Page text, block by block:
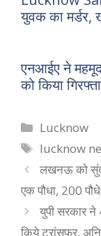
युवक का मर्डर,
एनआईए ने
को किया
Categories
Lucknow
Tags
lucknow
लखनऊ को
एक पौधा, 200
युपी सरकार
किये ट्रांसफर,